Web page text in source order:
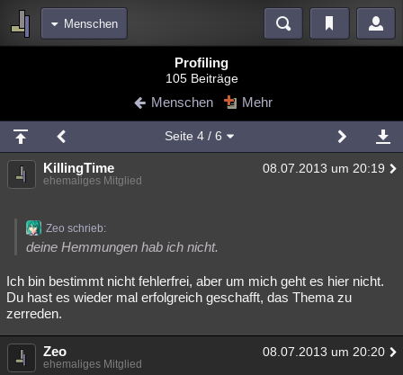
Menschen
Blogs Videos
Chat Wiki Neuigkeiten
meine Rubriken
Menschen Wissenschaft Mystery Kriminalfälle
Natur Umfragen Unterhaltung
Philosophie Träume Orte Esoterik Literatur
Astronomie Helpdesk Gruppen Gaming Filme
Musik Clash Verbesserungen
Profiling
105 Beiträge
Menschen Mehr
Seite 4/ 6
KillingTime 08.07.2013 um 20:19
ehemaliges Mitglied
Zeo schrieb:
deine Hemmungen hab ich nicht.
Ich bin bestimmt nicht fehlerfrei, aber um mich geht es hier nicht.
Du hast es wieder mal erfolgreich geschafft, das Thema zu
zerreden.
Zeo 08.07.2013 um 20:20
ehemaliges Mitglied